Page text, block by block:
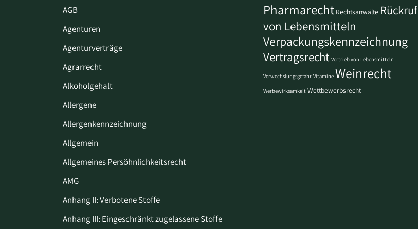
AGB
Agenturen
Agenturverträge
Agrarrecht
Alkoholgehalt
Allergene
Allergenkennzeichnung
Allgemein
Allgemeines Persöhnlichkeitsrecht
AMG
Anhang II: Verbotene Stoffe
Anhang III: Eingeschränkt zugelassene Stoffe
Pharmarecht Rechtsanwälte Rückruf
von Lebensmitteln
Verpackungskennzeichnung
Vertragsrecht Vertrieb von Lebensmitteln
Verwechslungsgefahr Vitamine Weinrecht
Werbewirksamkeit Wettbewerbsrecht